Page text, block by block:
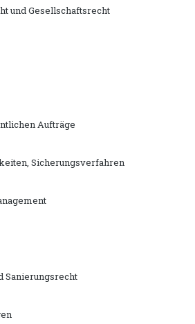
und Gesellschaftsrecht
Aufträge
Sicherungsverfahren
Sanierungsrecht